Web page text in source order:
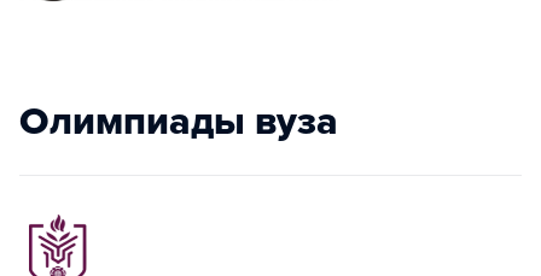
Олимпиады вуза